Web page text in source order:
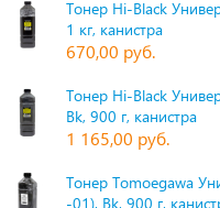
Тонер Hi-Black
1 кг, канистра
670,00 руб.
Тонер Hi-Black
Bk, 900 г, канистра
1 165,00 руб.
Тонер Tomoegawa
-01), Bk, 900 г,